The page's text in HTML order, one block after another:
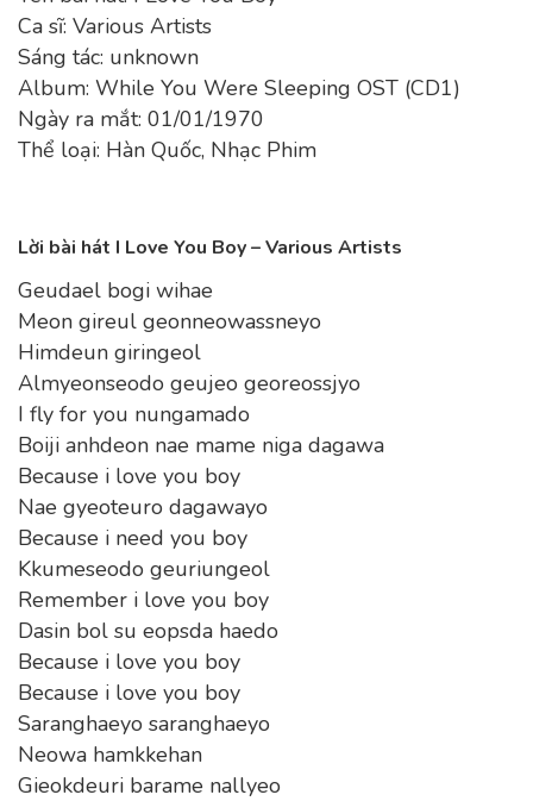
Ca sĩ: Various Artists
Sáng tác: unknown
Album: While You Were Sleeping OST (CD1)
Ngày ra mắt: 01/01/1970
Thể loại: Hàn Quốc, Nhạc Phim
Lời bài hát I Love You Boy – Various Artists
Geudael bogi wihae
Meon gireul geonneowassneyo
Himdeun giringeol
Almyeonseodo geujeo georeossjyo
I fly for you nungamado
Boiji anhdeon nae mame niga dagawa
Because i love you boy
Nae gyeoteuro dagawayo
Because i need you boy
Kkumeseodo geuriungeol
Remember i love you boy
Dasin bol su eopsda haedo
Because i love you boy
Because i love you boy
Saranghaeyo saranghaeyo
Neowa hamkkehan
Gieokdeuri barame nallyeo